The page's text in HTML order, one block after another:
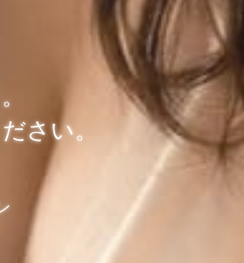
さい。